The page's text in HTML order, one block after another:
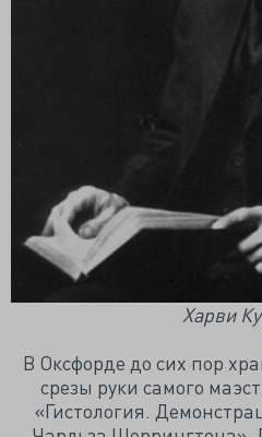
Харви
В Оксфорде до сих пор
срезы руки самого
«Гистология.